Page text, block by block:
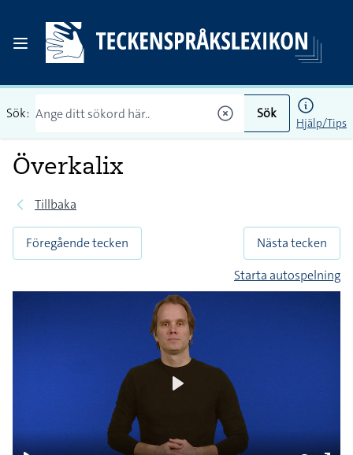
Sök: Sök
Hjälp/Tips
Överkalix
Tillbaka
Föregående tecken
Nästa tecken
Starta autospelning